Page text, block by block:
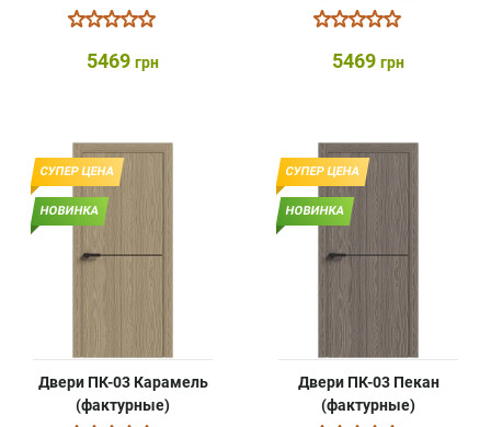
5469 грн 5469 грн
СУПЕР ЦЕНА
НОВИНКА
Двери ПК-03 Карамель
(фактурные)
СУПЕР ЦЕНА
НОВИНКА
Двери ПК-03 Пекан
(фактурные)